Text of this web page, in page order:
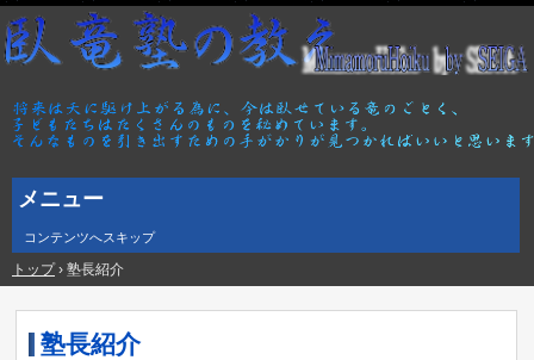
メニュー
コンテンツへスキップ
トップ › 塾長紹介
塾長紹介